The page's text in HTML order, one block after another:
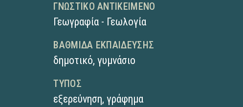
ΓΝΩΣΤΙΚΌ ΑΝΤΙΚΕΊΜΕΝΟ
Γεωγραφία - Γεωλογία
ΒΑΘΜΊΔΑ ΕΚΠΑΊΔΕΥΣΗΣ
δημοτικό,γυμνάσιο
ΤΎΠΟΣ
εξερεύνηση,γράφημα